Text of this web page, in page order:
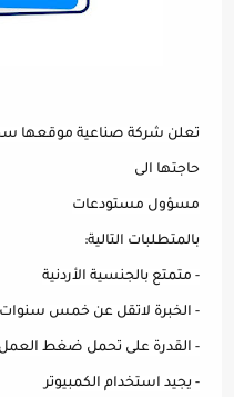
تعلن شركة صناعية موقعها
حاجتها الى
مسؤول مستودعات
بالمتطلبات التالية:
- متمتع بالجنسية الأردنية
- الخبرة لاتقل عن خمس سنوات
- القدرة على تحمل ضغط العمل
- يجيد استخدام الكمبيوتر